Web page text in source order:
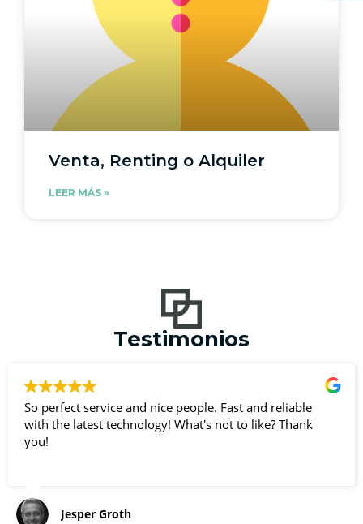
Venta, Renting o Alquiler
LEER MÁS »
Testimonios
So perfect service and nice people. Fast and reliable
with the latest technology! What's not to like? Thank
you!
Jesper Groth